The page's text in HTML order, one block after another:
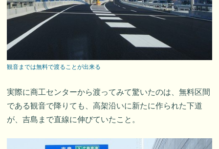
観音までは無料で渡ることが出来る
実際に商工センターから渡ってみて驚いたのは、無料区間
である観音で降りても、高架沿いに新たに作られた下道
が、吉島まで直線に伸びていたこと。